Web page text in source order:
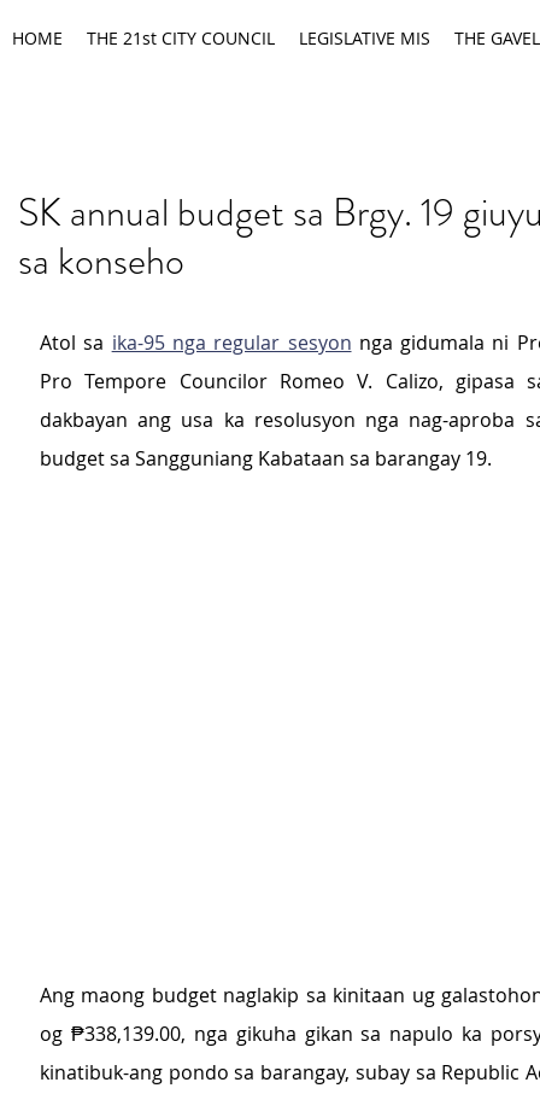
HOME THE 21st CITY COUNCIL LEGISLATIVE MIS THE GAVEL
SK annual budget sa Brgy. 19
sa konseho
Atol sa ika-95 nga regular sesyon nga gidumala ni
Pro Tempore Councilor Romeo V. Calizo, gipasa
dakbayan ang usa ka resolusyon nga nag-aproba
budget sa Sangguniang Kabataan sa barangay 19.
Ang maong budget naglakip sa kinitaan ug
og ₱338,139.00, nga gikuha gikan sa napulo ka